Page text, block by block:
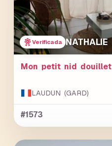
Verificada NATHALIE
Mon petit nid douillet
LAUDUN (GARD)
#1573